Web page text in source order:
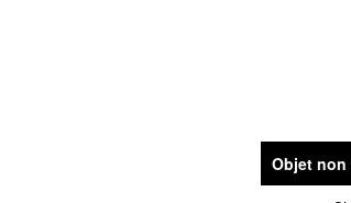
Objet non